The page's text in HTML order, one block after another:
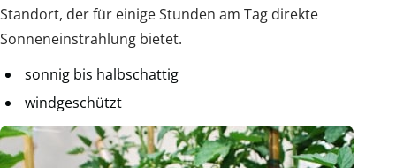
Standort, der für einige Stunden am Tag direkte
Sonneneinstrahlung bietet.
sonnig bis halbschattig
windgeschützt